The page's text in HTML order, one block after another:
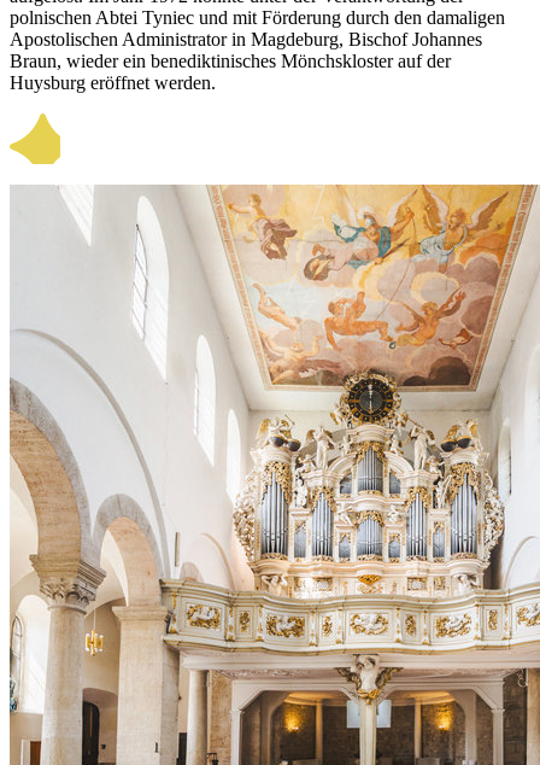
polnischen Abtei Tyniec und mit Förderung durch den damaligen
Apostolischen Administrator in Magdeburg, Bischof Johannes
Braun, wieder ein benediktinisches Mönchskloster auf der
Huysburg eröffnet werden.